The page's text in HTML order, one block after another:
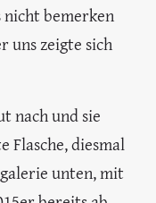
nicht bemerken
uns zeigte sich
nach und sie
Flasche, diesmal
unten, mit